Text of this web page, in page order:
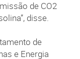
de CO2
disse.
de
e Energia